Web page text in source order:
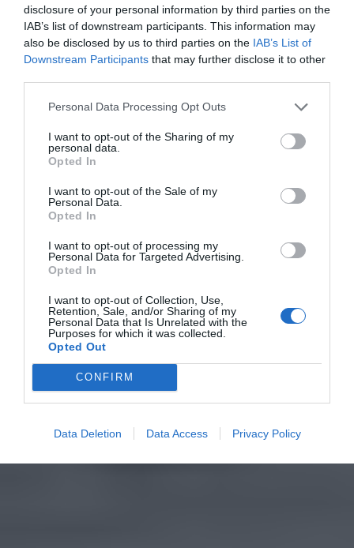
disclosure of your personal information by third parties on the
IAB’s list of downstream participants. This information may
also be disclosed by us to third parties on the IAB’s List of
Downstream Participants that may further disclose it to other
Personal Data Processing Opt Outs
I want to opt-out of the Sharing of my
personal data.
Opted In
I want to opt-out of the Sale of my
Personal Data.
Opted In
I want to opt-out of processing my
Personal Data for Targeted Advertising.
Opted In
I want to opt-out of Collection, Use,
Retention, Sale, and/or Sharing of my
Personal Data that Is Unrelated with the
Purposes for which it was collected.
Opted Out
CONFIRM
Data Deletion Data Access Privacy Policy